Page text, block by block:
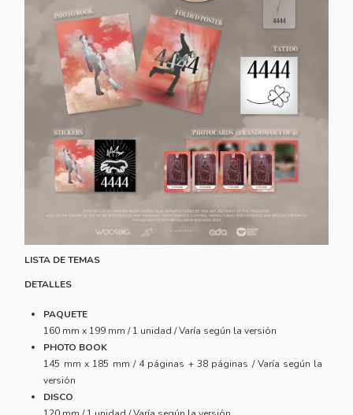
LISTA DE TEMAS
DETALLES
PAQUETE
160 mm x 199 mm / 1 unidad / Varía según la versión
PHOTO BOOK
145 mm x 185 mm / 4 páginas + 38 páginas / Varía según la
versión
DISCO